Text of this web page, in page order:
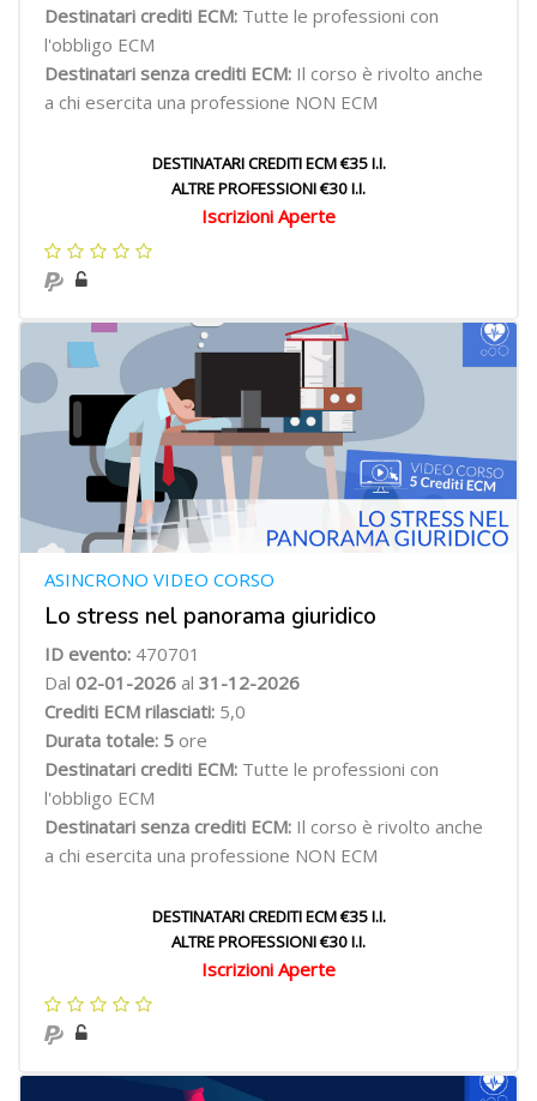
Destinatari crediti ECM: Tutte le professioni con
l'obbligo ECM
Destinatari senza crediti ECM: Il corso è rivolto anche
a chi esercita una professione NON ECM
DESTINATARI CREDITI ECM €35 I.I.
ALTRE PROFESSIONI €30 I.I.
Iscrizioni Aperte
Lo stress nel panorama giuridico
ASINCRONO VIDEO CORSO
ID evento: 470701
Dal 02-01-2026 al 31-12-2026
Crediti ECM rilasciati: 5,0
Durata totale: 5 ore
Destinatari crediti ECM: Tutte le professioni con
l'obbligo ECM
Destinatari senza crediti ECM: Il corso è rivolto anche
a chi esercita una professione NON ECM
DESTINATARI CREDITI ECM €35 I.I.
ALTRE PROFESSIONI €30 I.I.
Iscrizioni Aperte